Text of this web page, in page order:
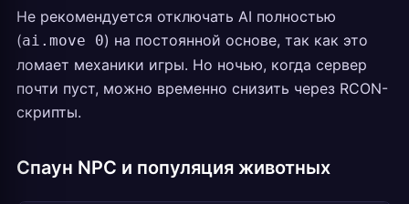
Не рекомендуется отключать AI полностью
(ai.move 0) на постоянной основе, так как это
ломает механики игры. Но ночью, когда сервер
почти пуст, можно временно снизить через RCON-
скрипты.
Спаун NPC и популяция животных